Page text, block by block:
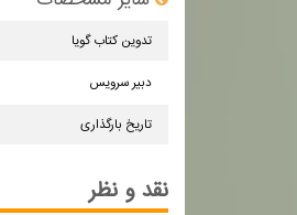
تدوین کتاب گویا
دبیر سرویس
تاریخ بارگذاری
نقد و نظر